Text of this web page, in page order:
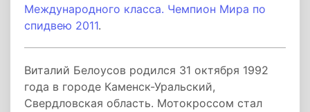
Международного класса. Чемпион Мира по
спидвею 2011.
Виталий Белоусов родился 31 октября 1992
года в городе Каменск-Уральский,
Свердловская область. Мотокроссом стал